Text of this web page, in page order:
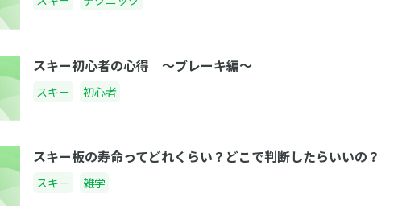
スキー初心者の心得 〜ブレーキ編〜
スキー 初心者
スキー板の寿命ってどれくらい？どこで判断したらいいの？
スキー 雑学